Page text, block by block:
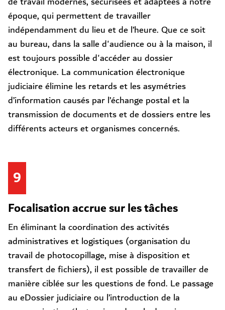
époque, qui permettent de travailler
indépendamment du lieu et de l’heure. Que ce soit
au bureau, dans la salle d'audience ou à la maison, il
est toujours possible d'accéder au dossier
électronique. La communication électronique
judiciaire élimine les retards et les asymétries
d’information causés par l’échange postal et la
transmission de documents et de dossiers entre les
différents acteurs et organismes concernés.
9
Focalisation accrue sur les tâches
En éliminant la coordination des activités
administratives et logistiques (organisation du
travail de photocopillage, mise à disposition et
transfert de fichiers), il est possible de travailler de
manière ciblée sur les questions de fond. Le passage
au eDossier judiciaire ou l’introduction de la